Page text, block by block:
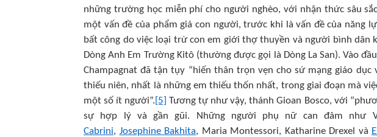
những trường học miễn phí cho người nghèo, với nhận thức sâu
một vấn đề của phẩm giá con người, trước khi là vấn đề của năng
bất công do việc loại trừ con em giới thợ thuyền và người bình dân
Dòng Anh Em Trường Kitô (thường được gọi là Dòng La San). Vào
Champagnat đã tận tụy “hiến thân trọn vẹn cho sứ mạng giáo
thiếu niên, nhất là những em thiếu thốn nhất, trong giai đoạn mà
một số ít người”. [5] Tương tự như vậy, thánh Gioan Bosco, với
sự hợp lý và gần gũi. Những người phụ nữ can đảm như
Cabrini, Josephine Bakhita, Maria Montessori, Katharine Drexel và